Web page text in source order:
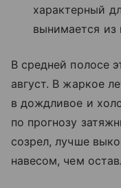
характерный
вынимается из
В средней полосе
август. В жаркое
в дождливое и
по прогнозу
созрел, лучше
навесом, чем